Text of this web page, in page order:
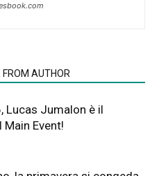
FROM AUTHOR
Lucas Jumalon è il
Event!